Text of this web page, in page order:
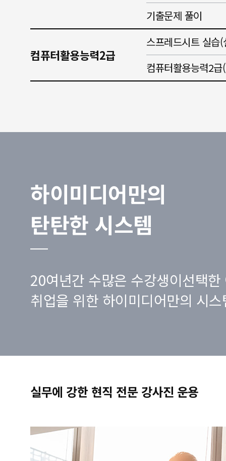
기출문제 풀이
컴퓨터활용능력2급
스프레드시트 실습
컴퓨터활용능력2급
하이미디어만의
탄탄한 시스템
20여년간 수많은 수강생이선택한
취업을 위한 하이미디어만의 시
실무에 강한 현직 전문 강사진 운용